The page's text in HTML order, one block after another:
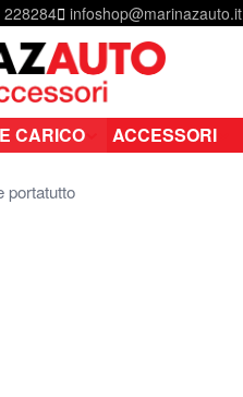
228284 infoshop@marinazauto.it
CARICO ACCESSORI
portatutto